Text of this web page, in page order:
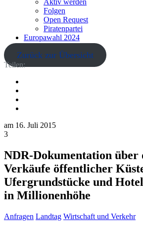
Aktiv werden
Folgen
Open Request
Piratenpartei
Europawahl 2024
Zurück zur Übersicht
Teilen:
am 16. Juli 2015
3
NDR-Dokumentation über
Verkäufe öffentlicher
Ufergrundstücke und
in Millionenhöhe
Anfragen Landtag Wirtschaft und Verkehr